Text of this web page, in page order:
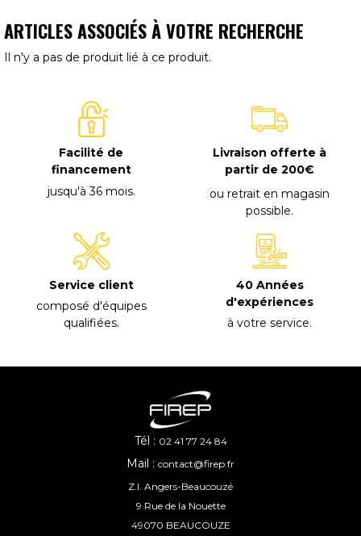
ARTICLES ASSOCIÉS À VOTRE RECHERCHE
Il n'y a pas de produit lié à ce produit.
Facilité de
financement
jusqu'à 36 mois.
Livraison offerte à
partir de 200€
ou retrait en magasin
possible.
Service client
composé d'équipes
qualifiées.
40 Années
d'expériences
à votre service.
Tél : 02 41 77 24 84
Mail : contact@firep.fr
Z.I. Angers-Beaucouzé
9 Rue de la Nouette
49070 BEAUCOUZE